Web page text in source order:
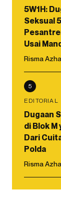
5W1H:
Seksual
Usai
Risma
5
EDITORIAL
Dugaan
di Blok M
Dari
Polda
Risma